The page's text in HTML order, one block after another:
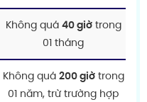
Không quá 40 giờtrong
01 tháng
Không quá 200 giờtrong
01 năm, trừ trường hợp